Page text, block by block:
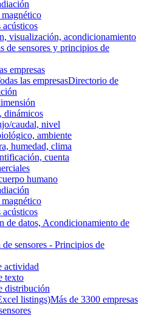
acústicos
visualización, acondicionamiento
de sensores y principios de
empresas
las empresasDirectorio de
dinámicos
caudal, nivel
ambiente
humedad, clima
cuenta
humano
acústicos
de datos, Acondicionamiento de
sensores - Principios de
actividad
texto
distribución
listings)Más de 3300 empresas